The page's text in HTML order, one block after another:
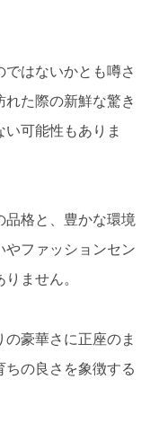
はないかとも噂さ
た際の新鮮な驚き
可能性もありま
品格と、豊かな環境
やファッションセン
ません。
豪華さに正座のま
ちの良さを象徴する